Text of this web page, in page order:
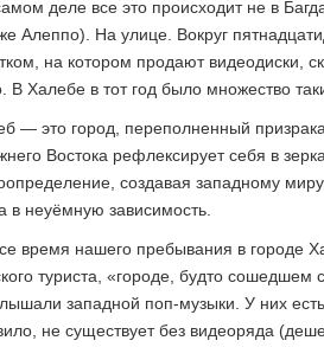
деле все это происходит не в
Алеппо). На улице. Вокруг
на котором продают видеодиски,
В Халебе в тот год было множество
— это город, переполненный
Востока рефлексирует себя в
создавая западному
в неуёмную зависимость.
время нашего пребывания в городе
туриста, «городе, будто
западной поп-музыки. У них
не существует без видеоряда